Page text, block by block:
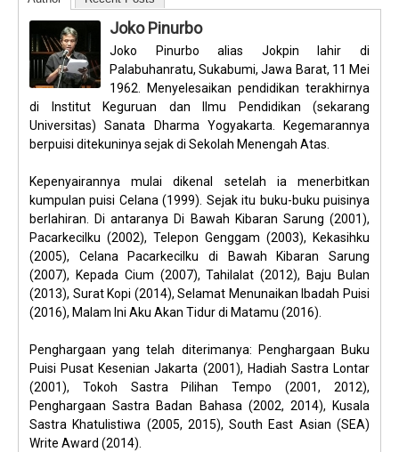
Joko Pinurbo
Joko Pinurbo alias Jokpin lahir di
Palabuhanratu, Sukabumi, Jawa Barat, 11 Mei
1962. Menyelesaikan pendidikan terakhirnya
di Institut Keguruan dan Ilmu Pendidikan (sekarang
Universitas) Sanata Dharma Yogyakarta. Kegemarannya
berpuisi ditekuninya sejak di Sekolah Menengah Atas.
Kepenyairannya mulai dikenal setelah ia menerbitkan
kumpulan puisi Celana (1999). Sejak itu buku-buku puisinya
berlahiran. Di antaranya Di Bawah Kibaran Sarung (2001),
Pacarkecilku (2002), Telepon Genggam (2003), Kekasihku
(2005), Celana Pacarkecilku di Bawah Kibaran Sarung
(2007), Kepada Cium (2007), Tahilalat (2012), Baju Bulan
(2013), Surat Kopi (2014), Selamat Menunaikan Ibadah Puisi
(2016), Malam Ini Aku Akan Tidur di Matamu (2016).
Penghargaan yang telah diterimanya: Penghargaan Buku
Puisi Pusat Kesenian Jakarta (2001), Hadiah Sastra Lontar
(2001), Tokoh Sastra Pilihan Tempo (2001, 2012),
Penghargaan Sastra Badan Bahasa (2002, 2014), Kusala
Sastra Khatulistiwa (2005, 2015), South East Asian (SEA)
Write Award (2014).